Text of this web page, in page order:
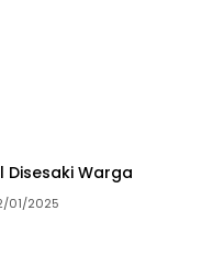
Disesaki Warga
01/2025